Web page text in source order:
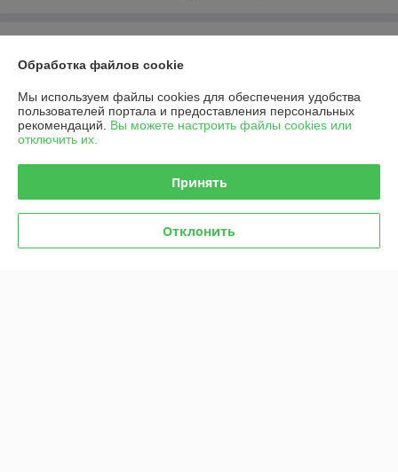
Доставка и оплата
График работы
Полная версия сайта
Политика обработки cookies
Обработка файлов cookie
Мы используем файлы cookies для обеспечения удобства
пользователей портала и предоставления персональных
рекомендаций. Вы можете настроить файлы cookies или
отключить их.
Принять
Отклонить